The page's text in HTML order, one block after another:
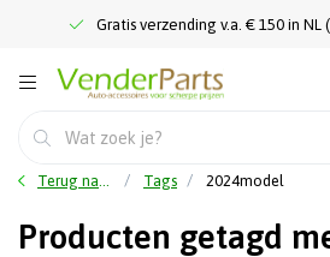
Gratis verzending v.a. € 150 in NL
Terug naar home Tags 2024model
Producten getagd